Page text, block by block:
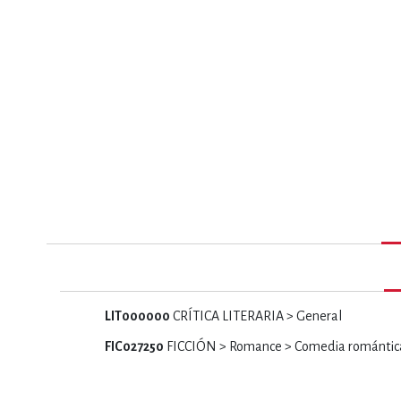
MATEMÁTICAS Y
NOVELA
LIT000000 CRÍTICA LITERARIA > General
FIC027250 FICCIÓN > Romance > Comedia